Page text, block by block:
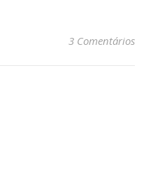
3 Comentários